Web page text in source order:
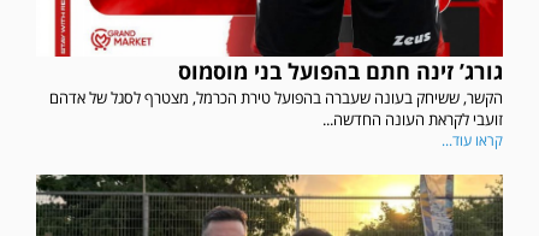
גורג’ זינה חתם בהפועל בני מוסמוס
הקשר, ששיחק בעונה שעברה בהפועל טירת הכרמל, מצטרף לסגל של אדהם
זועבי לקראת העונה החדשה...
קראו עוד...